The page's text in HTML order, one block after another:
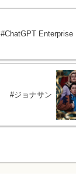
#ChatGPT Enterprise
#ジョナサン